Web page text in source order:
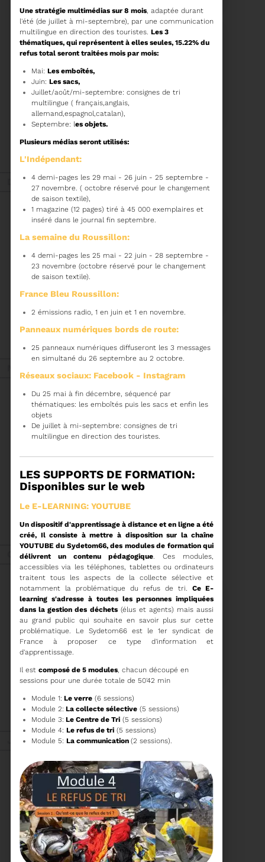
22/01/2026
PROCHAINE SÉANCE DU
COMITÉ SYNDICAL
CONVOCATION ET
COMITÉ SYNDICAL DU
MERCREDI 28 JANVIER
A 9H30
Déc. 2025
Recyclage
18/12/2025
COMMENT TRIER VOS
DÉCHETS PENDANT LES
Pendant les fêtes de fin
d'année ne perdez pas
pensez à trier vos
déchets.
Voir plus
17/11/2025
PROCHAINE SÉANCE DU
COMITÉ SYNDICAL
ORDRE DU JOUR DU
COMITÉ SYNDICAL DU
MERCREDI 3 DÉCEMBRE
A 9H30
Voir plus
Oct. 2025
28/10/2025
PROCHAINE SÉANCE DU
COMITÉ SYNDICAL
CONVOCATION ET
ORDRE DU JOUR DU
COMITÉ SYNDICAL DU
MERCREDI 5 NOVEMBRE
A 9H30
Juil. 2025
22/07/2025
LE BROYEUR FORESTIER :
UNE RÉPONSE INNOVANTE
Une stratégie multimédias sur 8 mois, adaptée durant
l'été (de juillet à mi-septembre), par une communication
multilingue en direction des touristes. Les 3
thématiques, qui représentent à elles seules, 15.22% du
refus total seront traitées mois par mois:
Mai: Les emboîtés,
Juin: Les sacs,
Juillet/août/mi-septembre: consignes de tri
multilingue ( français,anglais,
allemand,espagnol,catalan),
Septembre: les objets.
Plusieurs médias seront utilisés:
L'Indépendant:
4 demi-pages les 29 mai - 26 juin - 25 septembre -
27 novembre. ( octobre réservé pour le changement
de saison textile),
1 magazine (12 pages) tiré à 45 000 exemplaires et
inséré dans le journal fin septembre.
La semaine du Roussillon:
4 demi-pages les 25 mai - 22 juin - 28 septembre -
23 novembre (octobre réservé pour le changement
de saison textile).
France Bleu Roussillon:
2 émissions radio, 1 en juin et 1 en novembre.
Panneaux numériques bords de route:
25 panneaux numériques diffuseront les 3 messages
en simultané du 26 septembre au 2 octobre.
Réseaux sociaux: Facebook - Instagram
Du 25 mai à fin décembre, séquencé par
thématiques: les emboîtés puis les sacs et enfin les
objets
De juillet à mi-septembre: consignes de tri
multilingue en direction des touristes.
LES SUPPORTS DE FORMATION:
Disponibles sur le web
Le E-LEARNING: YOUTUBE
Un dispositif d'apprentissage à distance et en ligne a été
créé, Il consiste à mettre à disposition sur la chaîne
YOUTUBE du Sydetom66, des modules de formation qui
délivrent un contenu pédagogique . Ces modules,
accessibles via les téléphones, tablettes ou ordinateurs
traitent tous les aspects de la collecte sélective et
notamment la problématique du refus de tri.Ce E-
learning s'adresse à toutes les personnes impliquées
dans la gestion des déchets(élus et agents) mais aussi
au grand public qui souhaite en savoir plus sur cette
problématique. Le Sydetom66 est le 1er syndicat de
France à proposer ce type d'information et
d'apprentissage.
Il est composé de 5 modules, chacun découpé en
sessions pour une durée totale de 50'42 min
Module 1: Le verre(6 sessions)
Module 2: La collecte sélective(5 sessions)
Module 3: Le Centre de Tri(5 sessions)
Module 4: Le refus de tri(5 sessions)
Module 5: La communication (2 sessions).